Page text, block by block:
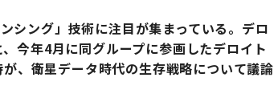
シング」技術に注目が集まっている。デロ
今年4月に同グループに参画したデロイト
、衛星データ時代の生存戦略について議論